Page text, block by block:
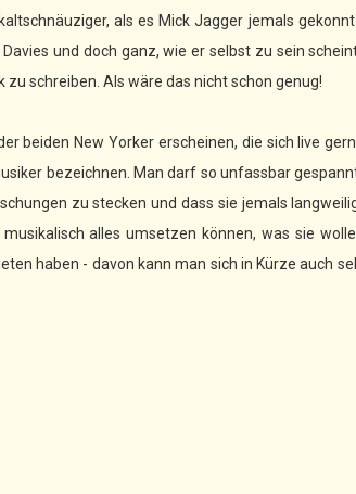
als es Mick Jagger jemals
und doch ganz, wie er selbst zu sein
schreiben. Als wäre das nicht schon genug!
beiden New Yorker erscheinen, die sich live
bezeichnen. Man darf so unfassbar
zu stecken und dass sie jemals
alles umsetzen können, was sie
haben - davon kann man sich in Kürze auch